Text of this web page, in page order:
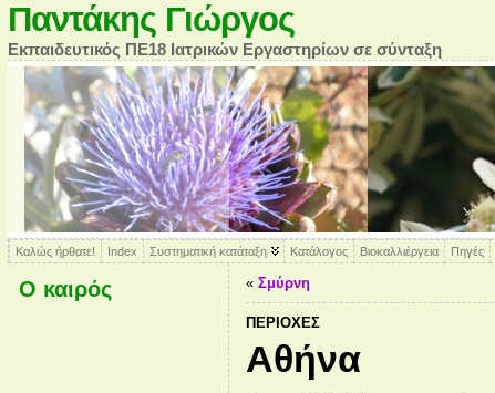
Παντάκης Γιώργος
Εκπαιδευτικός ΠΕ18 Ιατρικών Εργαστηρίων σε σύνταξη
Καλώς ήρθατε! Index Συστηματική κατάταξη Κατάλογος Βιοκαλλιέργεια Πηγές
Ο καιρός « Σμύρνη
ΠΕΡΙΟΧΈΣ
Αθήνα